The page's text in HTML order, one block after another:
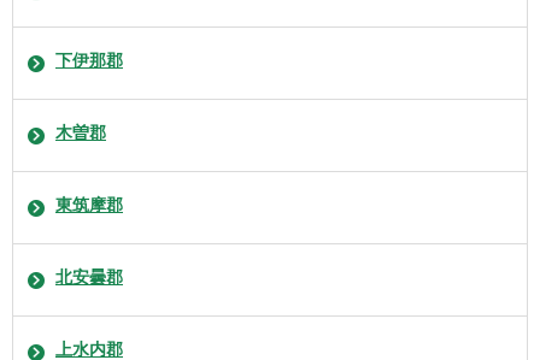
下伊那郡
木曽郡
東筑摩郡
北安曇郡
上水内郡